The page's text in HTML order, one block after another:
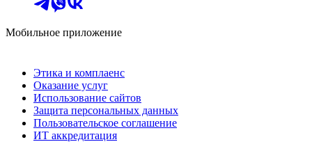
Мобильное приложение
Этика и комплаенс
Оказание услуг
Использование сайтов
Защита персональных данных
Пользовательское соглашение
ИТ аккредитация